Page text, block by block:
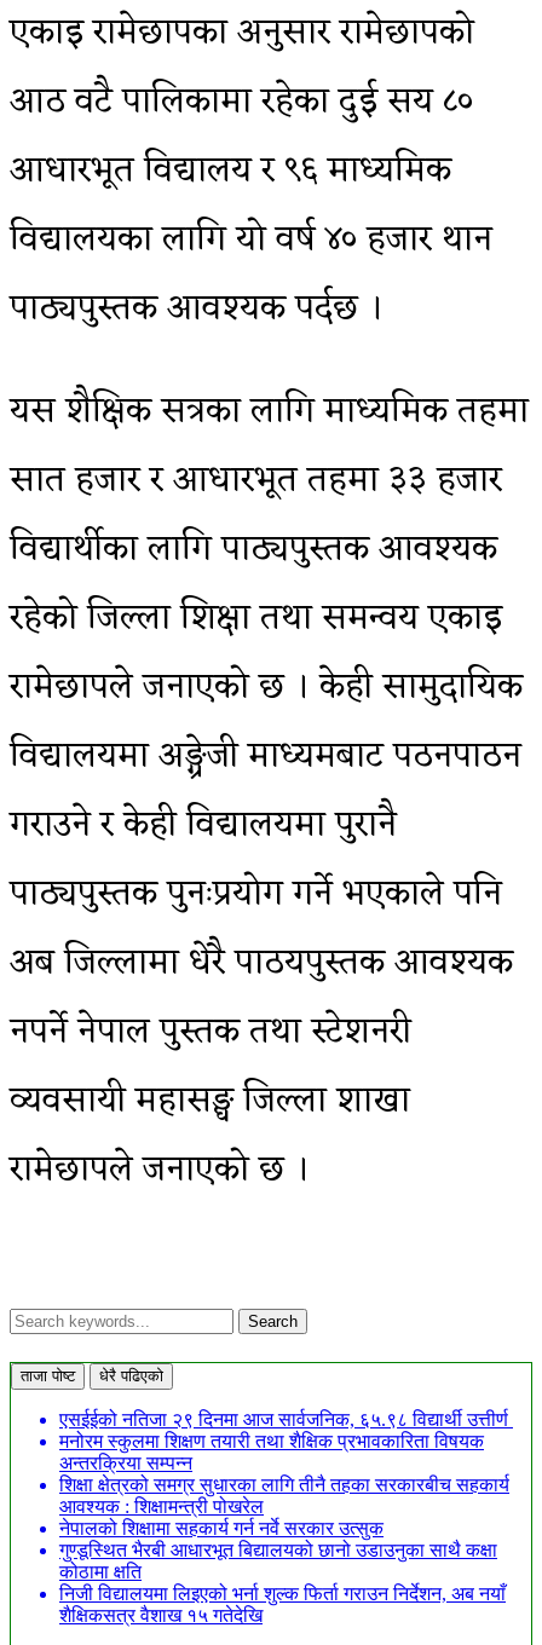
एकाइ रामेछापका अनुसार रामेछापको
आठ वटै पालिकामा रहेका दुई सय ८०
आधारभूत विद्यालय र ९६ माध्यमिक
विद्यालयका लागि यो वर्ष ४० हजार थान
पाठ्यपुस्तक आवश्यक पर्दछ ।
यस शैक्षिक सत्रका लागि माध्यमिक तहमा
सात हजार र आधारभूत तहमा ३३ हजार
विद्यार्थीका लागि पाठ्यपुस्तक आवश्यक
रहेको जिल्ला शिक्षा तथा समन्वय एकाइ
रामेछापले जनाएको छ । केही सामुदायिक
विद्यालयमा अङ्ग्रेजी माध्यमबाट पठनपाठन
गराउने र केही विद्यालयमा पुरानै
पाठ्यपुस्तक पुनःप्रयोग गर्ने भएकाले पनि
अब जिल्लामा धेरै पाठयपुस्तक आवश्यक
नपर्ने नेपाल पुस्तक तथा स्टेशनरी
व्यवसायी महासङ्घ जिल्ला शाखा
रामेछापले जनाएको छ ।
ताजा पोष्ट धेरै पढिएको
एसईईको नतिजा २९ दिनमा आज सार्वजनिक, ६५.९८ विद्यार्थी उत्तीर्ण
मनोरम स्कुलमा शिक्षण तयारी तथा शैक्षिक प्रभावकारिता विषयक
अन्तरक्रिया सम्पन्न
शिक्षा क्षेत्रको समग्र सुधारका लागि तीनै तहका सरकारबीच सहकार्य
आवश्यक : शिक्षामन्त्री पोखरेल
नेपालको शिक्षामा सहकार्य गर्न नर्वे सरकार उत्सुक
गुण्डूस्थित भैरबी आधारभूत बिद्यालयको छानो उडाउनुका साथै कक्षा
कोठामा क्षति
निजी विद्यालयमा लिइएको भर्ना शुल्क फिर्ता गराउन निर्देशन, अब नयाँ
शैक्षिकसत्र वैशाख १५ गतेदेखि